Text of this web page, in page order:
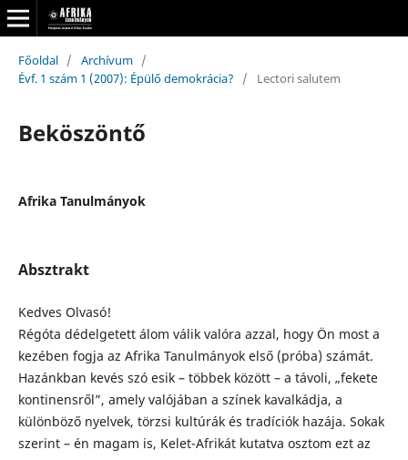
Főoldal / Archívum /
Évf. 1 szám 1 (2007): Épülő demokrácia?
/ Lectori salutem
Beköszöntő
Afrika Tanulmányok
Absztrakt
Kedves Olvasó!
Régóta dédelgetett álom válik valóra azzal, hogy Ön most a
kezében fogja az Afrika Tanulmányok első (próba) számát.
Hazánkban kevés szó esik – többek között – a távoli, „fekete
kontinensről”, amely valójában a színek kavalkádja, a
különböző nyelvek, törzsi kultúrák és tradíciók hazája. Sokak
szerint – én magam is, Kelet-Afrikát kutatva osztom ezt az